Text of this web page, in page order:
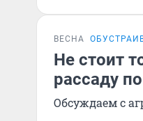
ВЕСНА
Не стоит
рассаду
Обсуждаем с